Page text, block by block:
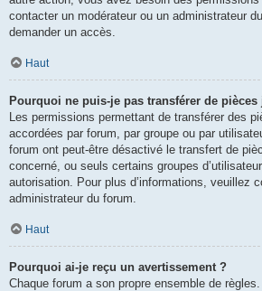
contacter un modérateur ou un administrateur
demander un accès.
Haut
Pourquoi ne puis-je pas transférer de
Les permissions permettant de transférer des
accordées par forum, par groupe ou par
forum ont peut-être désactivé le transfert de
concerné, ou seuls certains groupes
autorisation. Pour plus d’informations, veuillez
administrateur du forum.
Haut
Pourquoi ai-je reçu un avertissement ?
Chaque forum a son propre ensemble de